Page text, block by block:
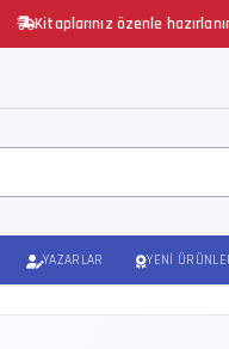
Kitaplarınız özenle hazırlanır ve
YAZARLAR YENI